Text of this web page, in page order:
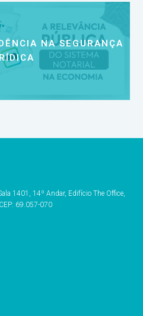
NA SEGURANÇA
1401, 14º Andar, Edifício The Office,
69.057-070